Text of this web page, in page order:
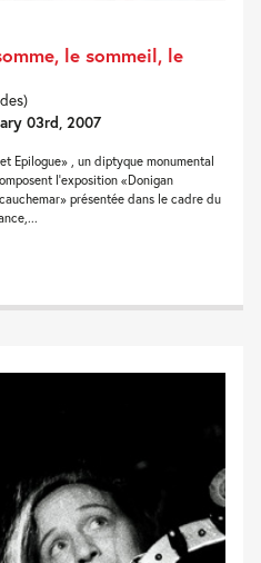
le sommeil, le
03rd, 2007
Epilogue» , un diptyque monumental
l'exposition «Donigan
présentée dans le cadre du